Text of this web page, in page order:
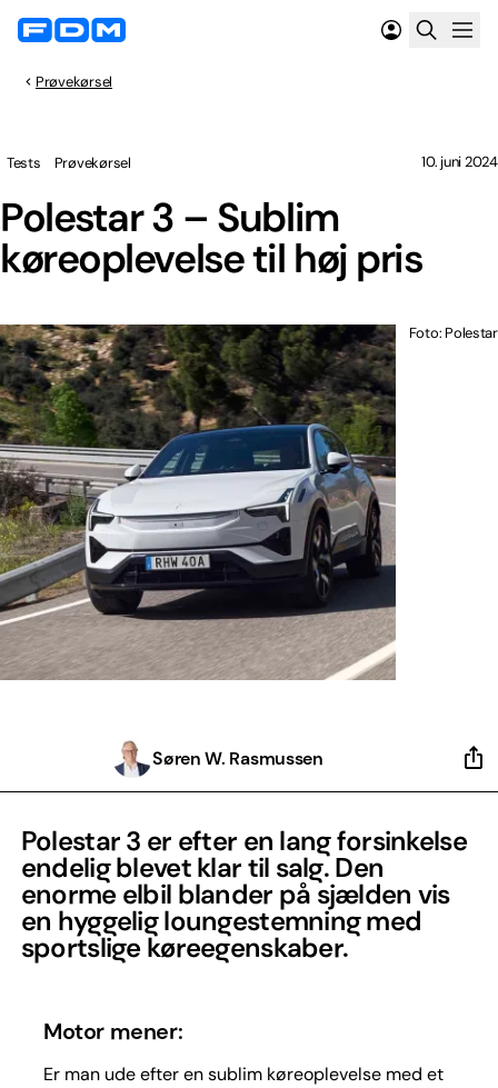
Prøvekørsel
Polestar 3 – Sublim
køreoplevelse til høj pris
Tests Prøvekørsel 10. juni 2024
Foto: Polestar
Søren W. Rasmussen
Polestar 3 er efter en lang forsinkelse
endelig blevet klar til salg. Den
enorme elbil blander på sjælden vis
en hyggelig loungestemning med
sportslige køreegenskaber.
Motor mener:
Er man ude efter en sublim køreoplevelse med et